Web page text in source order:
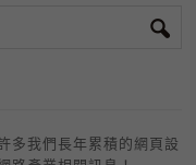
多我們長年累積的網頁設